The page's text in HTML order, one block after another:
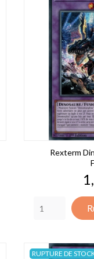
Rexterm
RUPTURE DE